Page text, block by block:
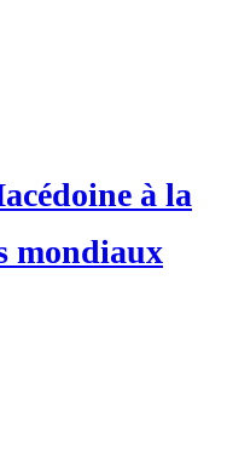
à la
mondiaux